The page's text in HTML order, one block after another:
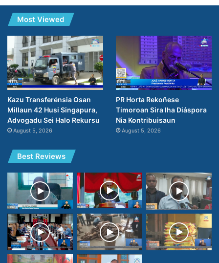
Most Viewed
Kazu Transferénsia Osan
Millaun 42 Husi Singapura,
Advogadu Sei Halo Rekursu
August 5, 2026
PR Horta Rekoñese
Timoroan Sira Iha Diáspora
Nia Kontribuisaun
August 5, 2026
Best Reviews